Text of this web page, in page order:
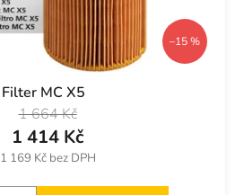
–15 %
Filter MC X5
1 169 Kč bez DPH
1 414 Kč
1 664 Kč